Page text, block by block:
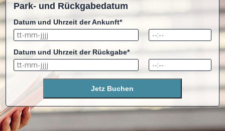
Park- und Rückgabedatum
Datum und Uhrzeit der Ankunft*
Datum und Uhrzeit der Rückgabe*
Jetz Buchen